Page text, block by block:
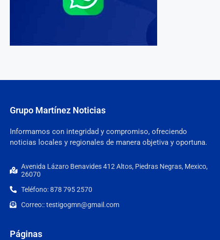
Grupo Martínez Noticias
Informamos con integridad y compromiso, ofreciendo
noticias locales y regionales de manera objetiva y oportuna.
Avenida Lázaro Benavides 412 Altos, Piedras Negras, Mexico,
26070
Teléfono: 878 795 2570
Correo:: testigogmn@gmail.com
Páginas